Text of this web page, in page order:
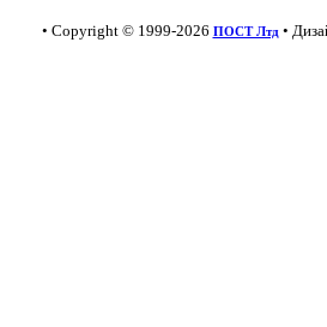
• Copyright © 1999-2026 ПОСТ Лтд•